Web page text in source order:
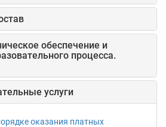
обеспечение и
процесса.
услуги
оказания платных